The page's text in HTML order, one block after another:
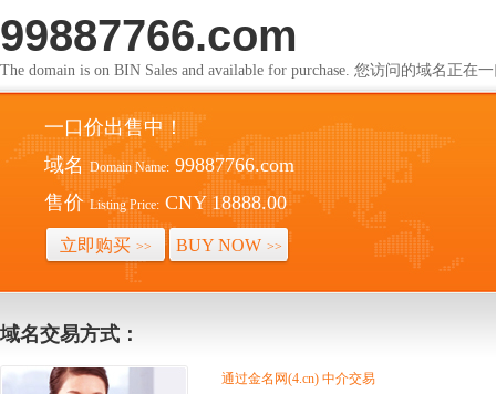
99887766.com
The domain is on BIN Sales and available for purchase. 您访问的域名正在
一口价出售中！
域名 Domain Name: 99887766.com
售价 Listing Price: CNY 18888.00
立即购买 >> BUY NOW >>
域名交易方式：
通过金名网(4.cn) 中介交易